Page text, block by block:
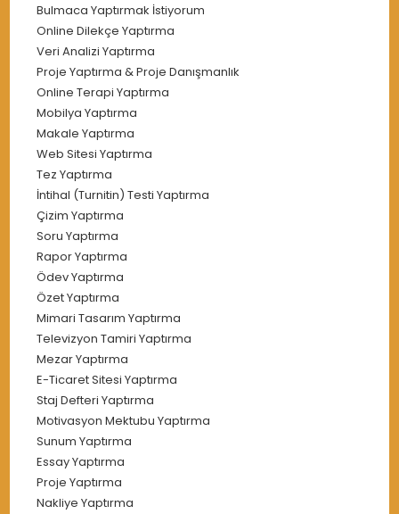
Bulmaca Yaptırmak İstiyorum
Online Dilekçe Yaptırma
Veri Analizi Yaptırma
Proje Yaptırma & Proje Danışmanlık
Online Terapi Yaptırma
Mobilya Yaptırma
Makale Yaptırma
Web Sitesi Yaptırma
Tez Yaptırma
İntihal (Turnitin) Testi Yaptırma
Çizim Yaptırma
Soru Yaptırma
Rapor Yaptırma
Ödev Yaptırma
Özet Yaptırma
Mimari Tasarım Yaptırma
Televizyon Tamiri Yaptırma
Mezar Yaptırma
E-Ticaret Sitesi Yaptırma
Staj Defteri Yaptırma
Motivasyon Mektubu Yaptırma
Sunum Yaptırma
Essay Yaptırma
Proje Yaptırma
Nakliye Yaptırma